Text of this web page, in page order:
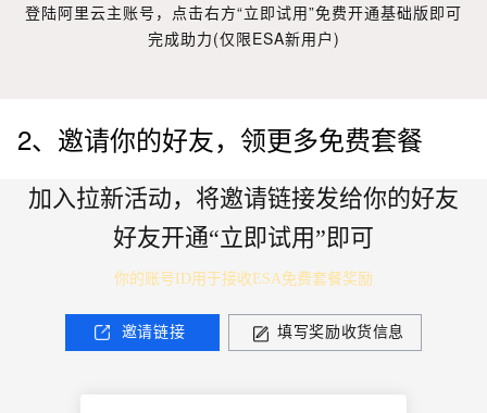
登陆阿里云主账号，点击右方“立即试用”免费开通基础版即可
完成助力(仅限ESA新用户)
2、邀请你的好友，领更多免费套餐
加入拉新活动，将邀请链接发给你的好友
好友开通“立即试用”即可
你的账号ID用于接收ESA免费套餐奖励
邀请链接 填写奖励收货信息